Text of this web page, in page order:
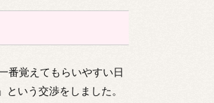
番覚えてもらいやすい日
いう交渉をしました。